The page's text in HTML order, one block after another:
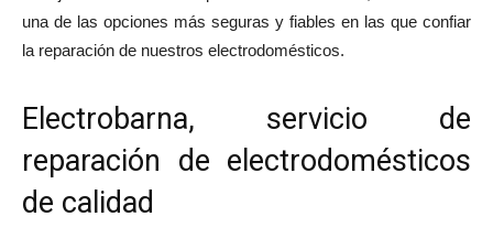
una de las opciones más seguras y fiables en las que confiar
la reparación de nuestros electrodomésticos.
Electrobarna, servicio de
reparación de electrodomésticos
de calidad